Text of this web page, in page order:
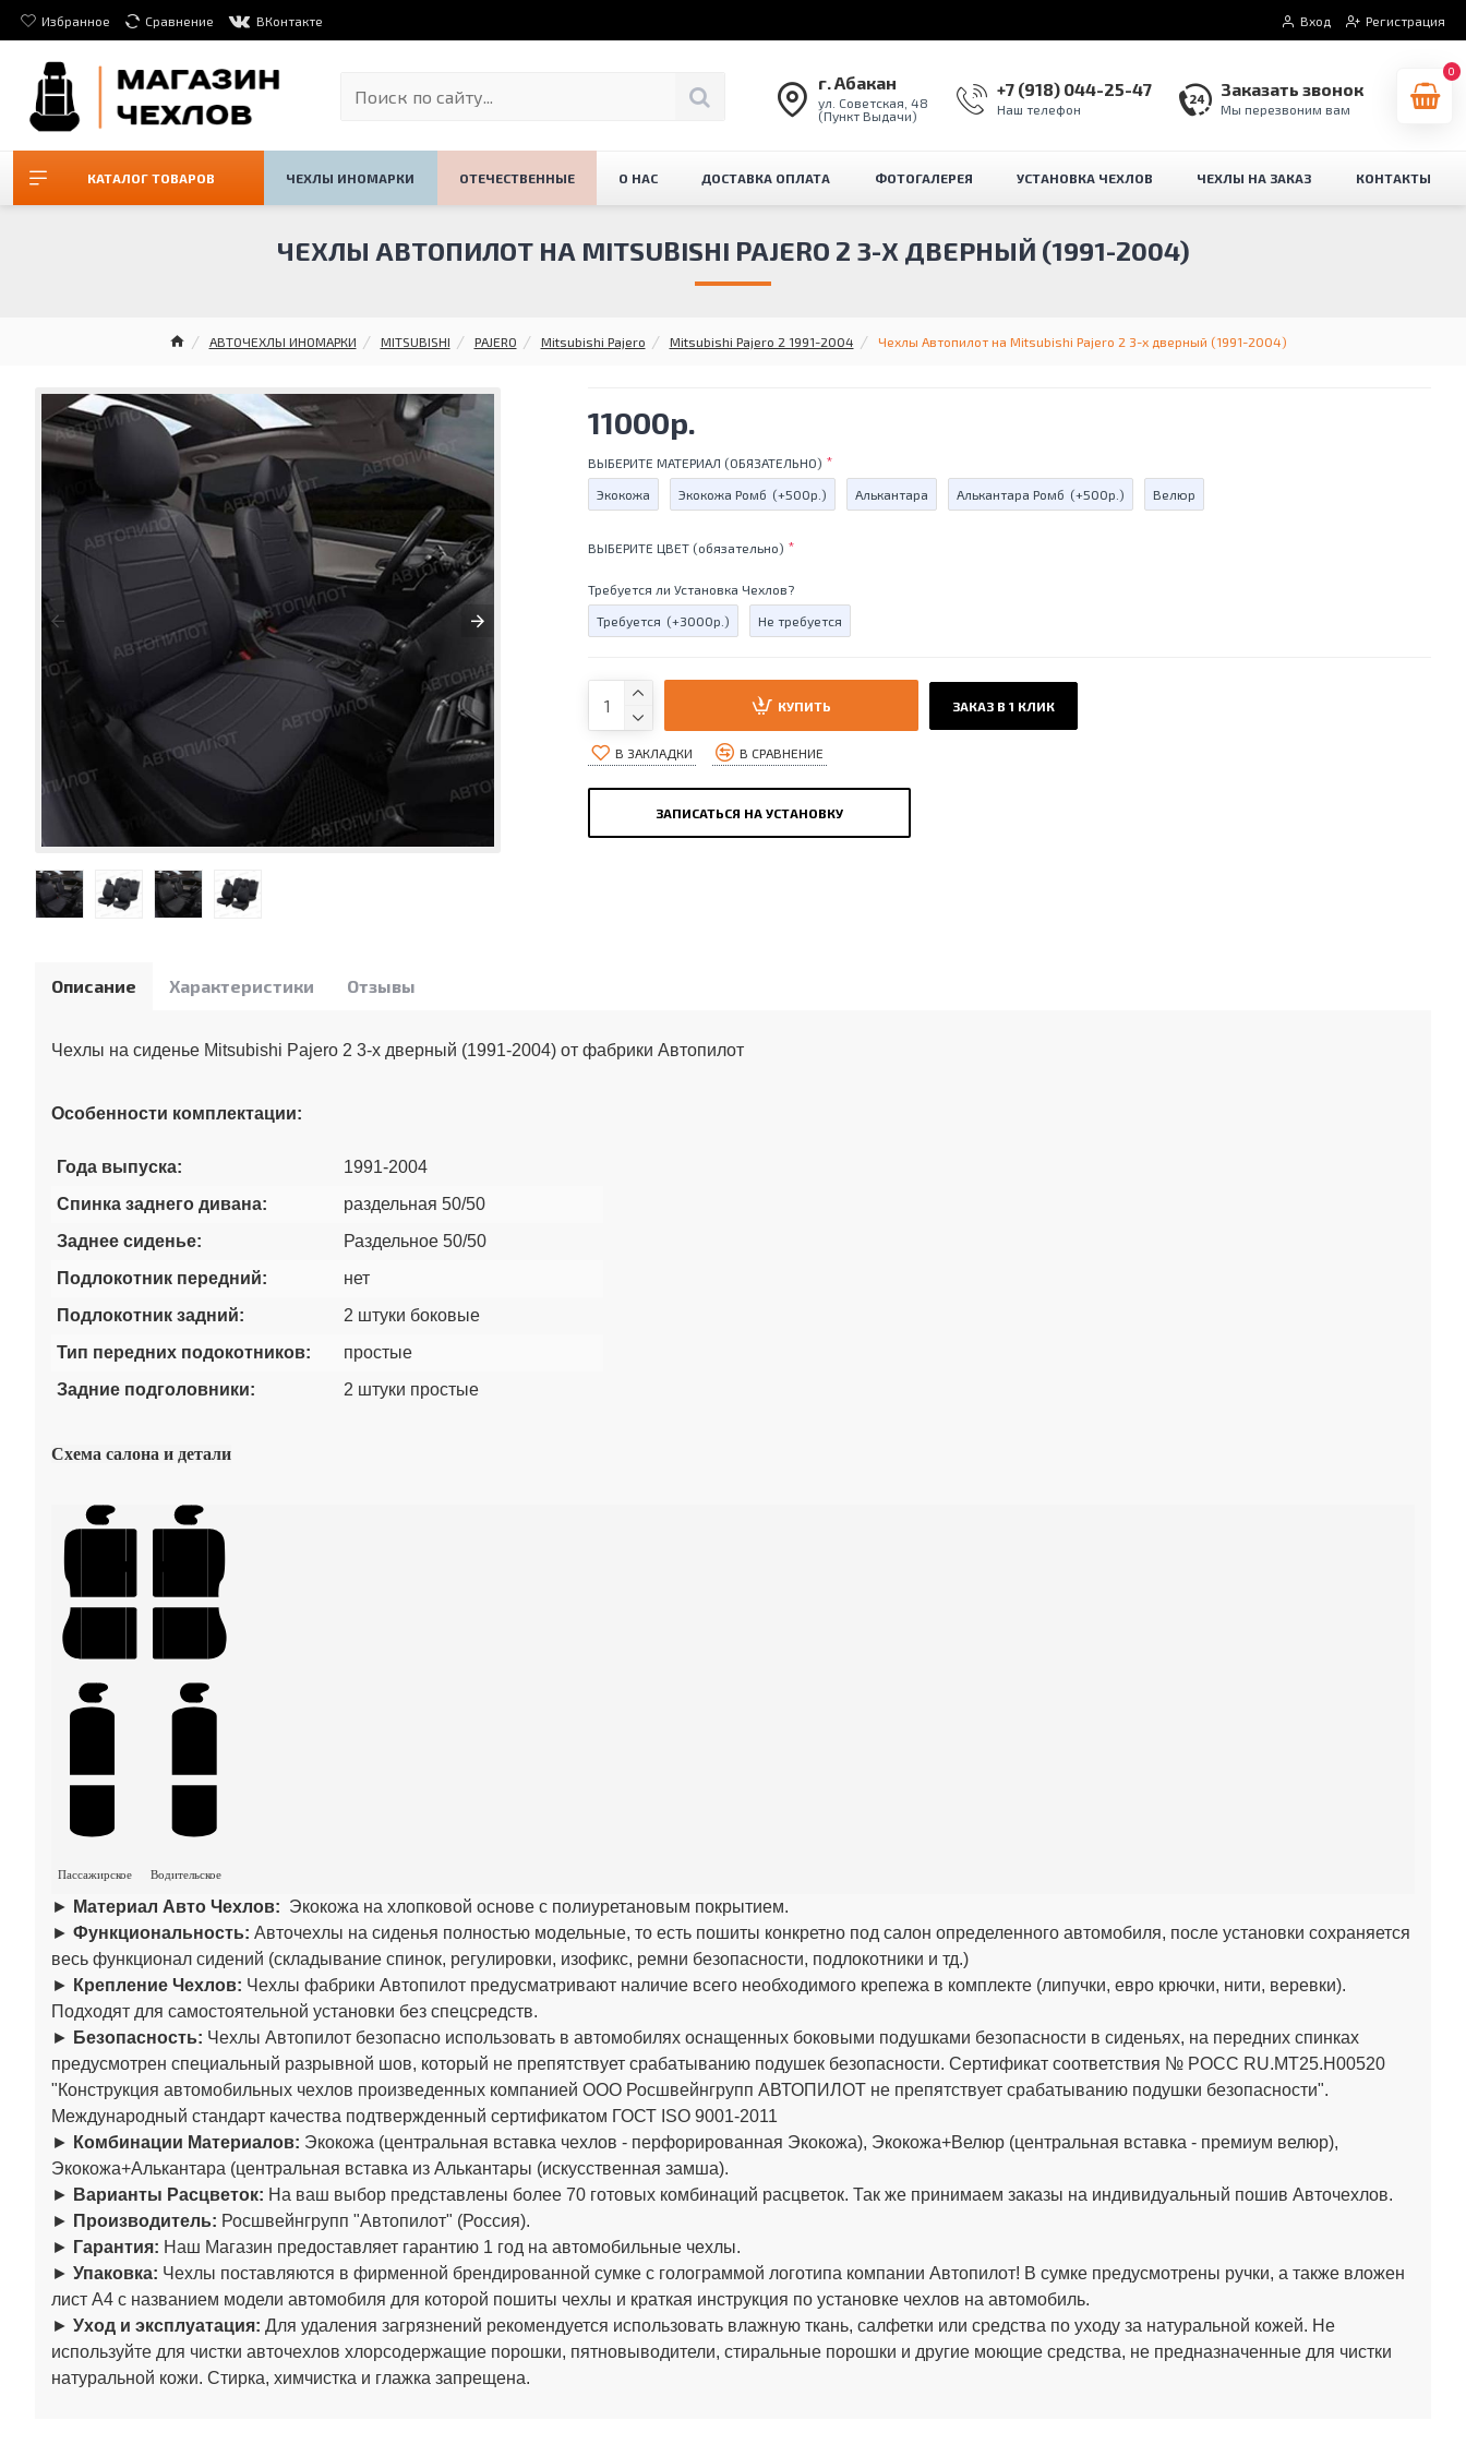
Избранное Сравнение ВКонтакте Вход Регистрация
г. Абакан
ул. Советская, 48
(Пункт Выдачи)
+7 (918) 044-25-47
Наш телефон
Заказать звонок
Мы перезвоним вам
0
КАТАЛОГ ТОВАРОВ ЧЕХЛЫ ИНОМАРКИ ОТЕЧЕСТВЕННЫЕ О НАС ДОСТАВКА ОПЛАТА ФОТОГАЛЕРЕЯ УСТАНОВКА ЧЕХЛОВ ЧЕХЛЫ НА ЗАКАЗ КОНТАКТЫ
АВТОЧЕХЛЫ ИНОМАРКИ MITSUBISHI PAJERO Mitsubishi Pajero Mitsubishi Pajero 2 1991-2004 Чехлы Автопилот на Mitsubishi Pajero 2 3-х дверный (1991-2004)
ЧЕХЛЫ АВТОПИЛОТ НА MITSUBISHI PAJERO 2 3-Х ДВЕРНЫЙ (1991-2004)
11000р.
ВЫБЕРИТЕ МАТЕРИАЛ (ОБЯЗАТЕЛЬНО)
Экокожа Экокожа Ромб (+500р.) Алькантара Алькантара Ромб (+500р.) Велюр
ВЫБЕРИТЕ ЦВЕТ (обязательно)
Требуется ли Установка Чехлов?
Требуется (+3000р.) Не требуется
КУПИТЬ ЗАКАЗ В 1 КЛИК
В ЗАКЛАДКИ В СРАВНЕНИЕ
ЗАПИСАТЬСЯ НА УСТАНОВКУ
Описание Характеристики Отзывы
Чехлы на сиденье Mitsubishi Pajero 2 3-х дверный (1991-2004) от фабрики Автопилот
Особенности комплектации:
Года выпуска:
1991-2004
Спинка заднего дивана:
раздельная 50/50
Заднее сиденье:
Раздельное 50/50
Подлокотник передний:
нет
Подлокотник задний:
2 штуки боковые
Тип передних подокотников:
простые
Задние подголовники:
2 штуки простые
Схема салона и детали
Пассажирское Водительское
► Материал Авто Чехлов: Экокожа на хлопковой основе с полиуретановым покрытием.
► Функциональность: Авточехлы на сиденья полностью модельные, то есть пошиты конкретно под салон определенного автомобиля, после установки сохраняется
весь функционал сидений (складывание спинок, регулировки, изофикс, ремни безопасности, подлокотники и тд.)
► Крепление Чехлов: Чехлы фабрики Автопилот предусматривают наличие всего необходимого крепежа в комплекте (липучки, евро крючки, нити, веревки).
Подходят для самостоятельной установки без спецсредств.
► Безопасность: Чехлы Автопилот безопасно использовать в автомобилях оснащенных боковыми подушками безопасности в сиденьях, на передних спинках
предусмотрен специальный разрывной шов, который не препятствует срабатыванию подушек безопасности. Сертификат соответствия № РОСС RU.МТ25.Н00520
"Конструкция автомобильных чехлов произведенных компанией ООО Росшвейнгрупп АВТОПИЛОТ не препятствует срабатыванию подушки безопасности".
Международный стандарт качества подтвержденный сертификатом ГОСТ ISO 9001-2011
► Комбинации Материалов: Экокожа (центральная вставка чехлов - перфорированная Экокожа), Экокожа+Велюр (центральная вставка - премиум велюр),
Экокожа+Алькантара (центральная вставка из Алькантары (искусственная замша).
► Варианты Расцветок: На ваш выбор представлены более 70 готовых комбинаций расцветок. Так же принимаем заказы на индивидуальный пошив Авточехлов.
► Производитель: Росшвейнгрупп "Автопилот" (Россия).
► Гарантия: Наш Магазин предоставляет гарантию 1 год на автомобильные чехлы.
► Упаковка: Чехлы поставляются в фирменной брендированной сумке с голограммой логотипа компании Автопилот! В сумке предусмотрены ручки, а также вложен
лист А4 с названием модели автомобиля для которой пошиты чехлы и краткая инструкция по установке чехлов на автомобиль.
► Уход и эксплуатация: Для удаления загрязнений рекомендуется использовать влажную ткань, салфетки или средства по уходу за натуральной кожей. Не
используйте для чистки авточехлов хлорсодержащие порошки, пятновыводители, стиральные порошки и другие моющие средства, не предназначенные для чистки
натуральной кожи. Стирка, химчистка и глажка запрещена.